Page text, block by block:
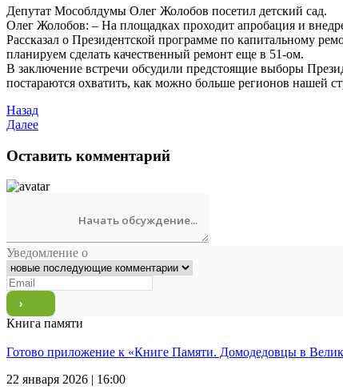
Депутат Мособлдумы Олег Жолобов посетил детский сад.
Олег Жолобов: – На площадках проходит апробация и
Рассказал о Президентской программе по капитальному
планируем сделать качественный ремонт еще в 51-ом.
В заключение встречи обсудили предстоящие выборы
постараются охватить, как можно больше регионов нашей
Назад
Далее
Оставить комментарий
Уведомление о
Книга памяти
Готово приложение к «Книге Памяти. Домодедовцы в
22 января 2026 | 16:00